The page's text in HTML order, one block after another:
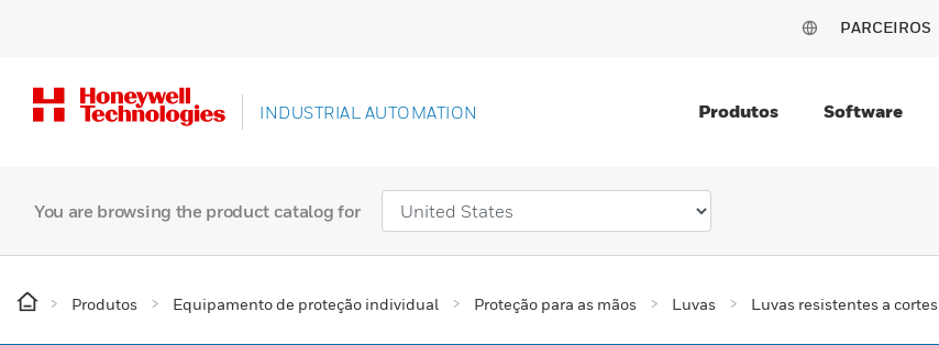
PARCEIROS
INDUSTRIAL AUTOMATION Produtos Software
You are browsing the product catalog for
Produtos Equipamento de proteção individual Proteção para as mãos Luvas Luvas resistentes a cortes